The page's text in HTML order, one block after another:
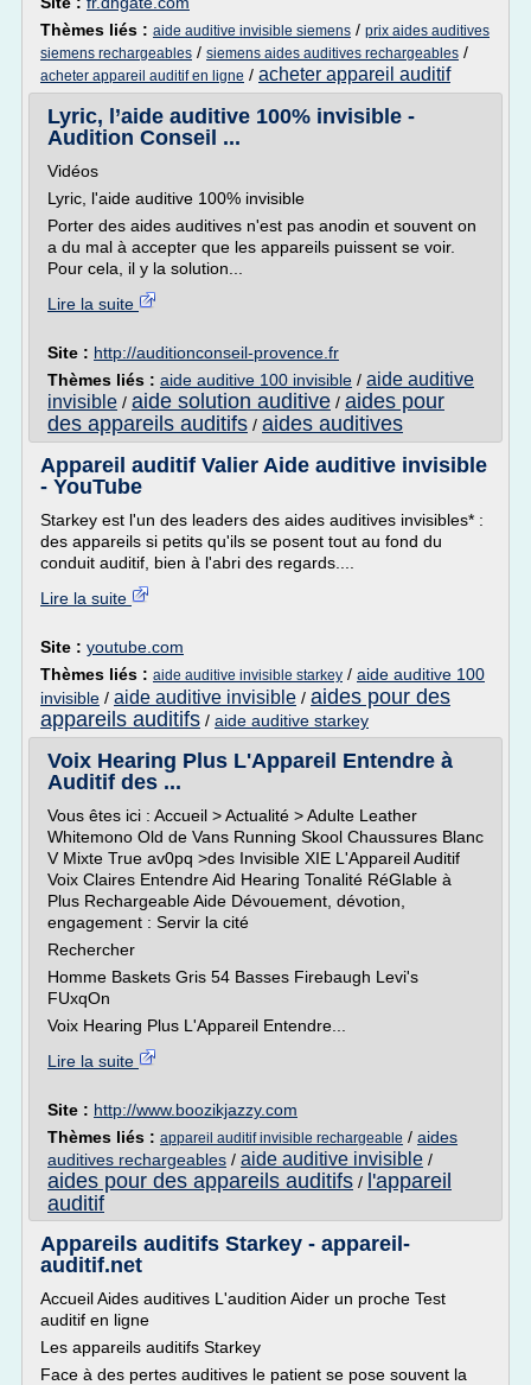
Thèmes liés : aide auditive invisible siemens / prix aides auditives
siemens rechargeables / siemens aides auditives rechargeables /
acheter appareil auditif en ligne / acheter appareil auditif
Lyric, l’aide auditive 100% invisible -
Audition Conseil ...
Vidéos
Lyric, l'aide auditive 100% invisible
Porter des aides auditives n'est pas anodin et souvent on
a du mal à accepter que les appareils puissent se voir.
Pour cela, il y la solution...
Lire la suite
Site : http://auditionconseil-provence.fr
Thèmes liés : aide auditive 100 invisible / aide auditive
invisible / aide solution auditive / aides pour
des appareils auditifs / aides auditives
Appareil auditif Valier Aide auditive invisible
- YouTube
Starkey est l'un des leaders des aides auditives invisibles* :
des appareils si petits qu'ils se posent tout au fond du
conduit auditif, bien à l'abri des regards....
Lire la suite
Site : youtube.com
Thèmes liés : aide auditive invisible starkey / aide auditive 100
invisible / aide auditive invisible / aides pour des
appareils auditifs / aide auditive starkey
Voix Hearing Plus L'Appareil Entendre à
Auditif des ...
Vous êtes ici : Accueil > Actualité > Adulte Leather
Whitemono Old de Vans Running Skool Chaussures Blanc
V Mixte True av0pq >des Invisible XIE L'Appareil Auditif
Voix Claires Entendre Aid Hearing Tonalité RéGlable à
Plus Rechargeable Aide Dévouement, dévotion,
engagement : Servir la cité
Rechercher
Homme Baskets Gris 54 Basses Firebaugh Levi's
FUxqOn
Voix Hearing Plus L'Appareil Entendre...
Lire la suite
Site : http://www.boozikjazzy.com
Thèmes liés : appareil auditif invisible rechargeable / aides
auditives rechargeables / aide auditive invisible /
aides pour des appareils auditifs / l'appareil
auditif
Appareils auditifs Starkey - appareil-
auditif.net
Accueil Aides auditives L'audition Aider un proche Test
auditif en ligne
Les appareils auditifs Starkey
Face à des pertes auditives le patient se pose souvent la